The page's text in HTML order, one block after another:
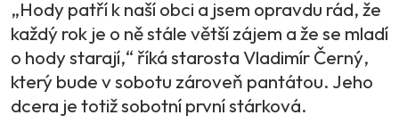
„Hody patří k naší obci a jsem opravdu rád, že
každý rok je o ně stále větší zájem a že se mladí
o hody starají,“ říká starosta Vladimír Černý,
který bude v sobotu zároveň pantátou. Jeho
dcera je totiž sobotní první stárková.